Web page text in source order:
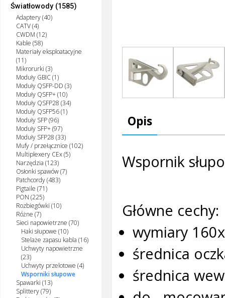
Światłowody (1585)
Adaptery (40)
CATV (4)
CWDM (12)
Kable (58)
Materiały eksploatacyjne
(11)
Mikrorurki (3)
Moduły GBIC (1)
Moduły QSFP-DD (3)
Moduły QSFP+ (10)
Moduły QSFP28 (34)
Moduły QSFP56 (1)
Moduły SFP (96)
Moduły SFP+ (97)
Moduły SFP28 (33)
Mufy / przełącznice (102)
Multiplexery CEx (5)
Narzędzia (123)
Osłonki spawów (7)
Patchcordy (483)
Pigtaile (71)
PON (225)
Rozbiegówki (10)
Różne (7)
Sieci napowietrzne (70)
Haki słupowe (10)
Stelaże zapasu kabla (16)
Uchwyty napowietrzne
(23)
Uchwyty przelotowe (4)
Wsporniki słupowe
Spawarki (13)
Splittery (79)
Opis
Wspornik
Główne cechy:
wymiary
średnica
średnica